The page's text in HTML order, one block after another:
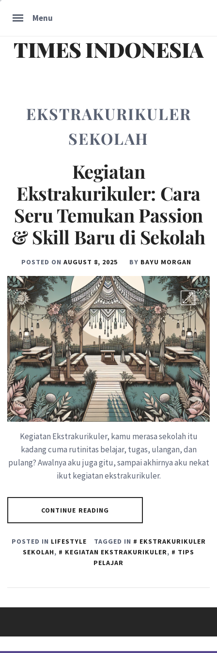
Menu
TIMES INDONESIA
EKSTRAKURIKULER
SEKOLAH
Kegiatan
Ekstrakurikuler: Cara
Seru Temukan Passion
& Skill Baru di Sekolah
POSTED ON AUGUST 8, 2025 BY BAYU MORGAN
Kegiatan Ekstrakurikuler, kamu merasa sekolah itu
kadang cuma rutinitas belajar, tugas, ulangan, dan
pulang? Awalnya aku juga gitu, sampai akhirnya aku nekat
ikut kegiatan ekstrakurikuler.
CONTINUE READING
POSTED IN LIFESTYLE TAGGED IN
EKSTRAKURIKULER
SEKOLAH, KEGIATAN EKSTRAKURIKULER,
TIPS
PELAJAR